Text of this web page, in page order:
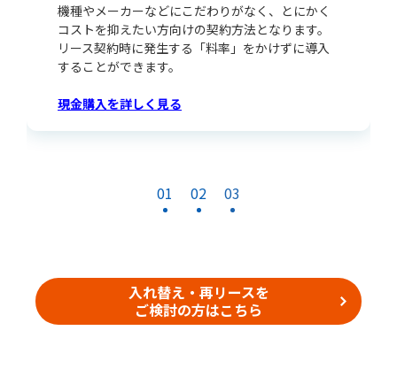
機種やメーカーなどにこだわりがなく、とにかく
コストを抑えたい方向けの契約方法となります。
リース契約時に発生する「料率」をかけずに導入
することができます。
現金購入を詳しく見る
01 02 03
入れ替え・再リースを
ご検討の方はこちら